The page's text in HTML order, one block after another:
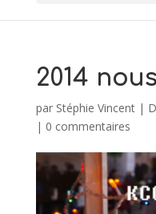
2014
par Stéphie Vincent|
| 0 commentaires